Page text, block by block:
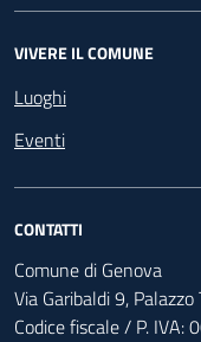
VIVERE IL COMUNE
Luoghi
Eventi
CONTATTI
Comune di Genova
Via Garibaldi 9,
Codice fiscale / P. IVA: